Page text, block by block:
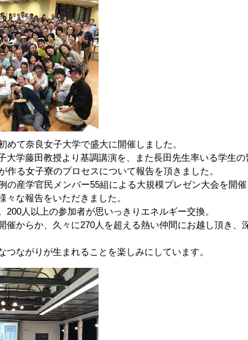
めて奈良女子大学で盛大に開催しました。
大学藤田教授より基調講演を、また長田先生率いる学生
作る女子寮のプロセスについて報告を頂きました。
の産学官民メンバー55組による大規模プレゼン大会を開
々な報告をいただきました。
200人以上の参加者が思いっきりエネルギー交換。
催からか、久々に270人を超える熱い仲間にお越し頂き、
つながりが生まれることを楽しみにしています。